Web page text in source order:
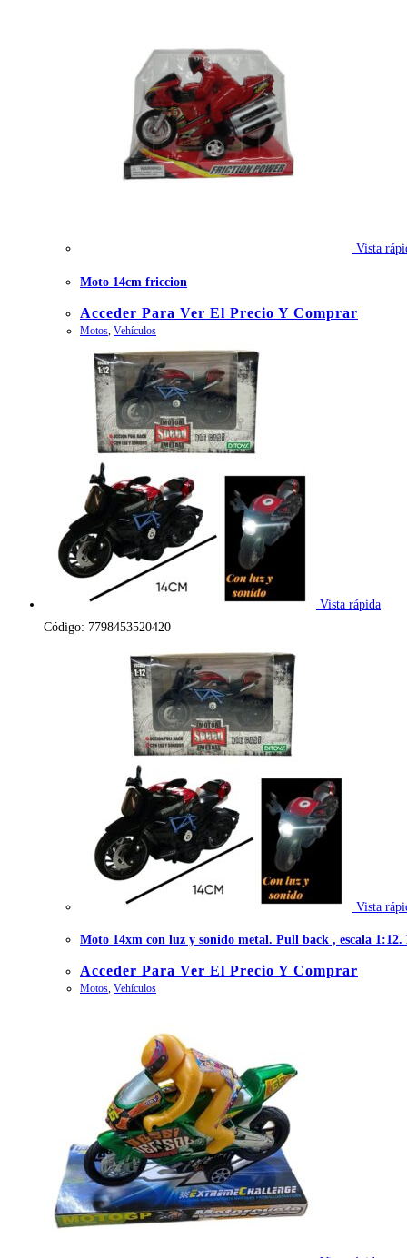
Vista
Moto 14cm friccion
Acceder Para Ver El Precio Y Comprar
Motos Vehículos
Vista rápida
Código: 7798453520420
Vista
Moto 14xm con luz y sonido metal. Pull back , escala 1:12.
Acceder Para Ver El Precio Y Comprar
Motos, Vehículos